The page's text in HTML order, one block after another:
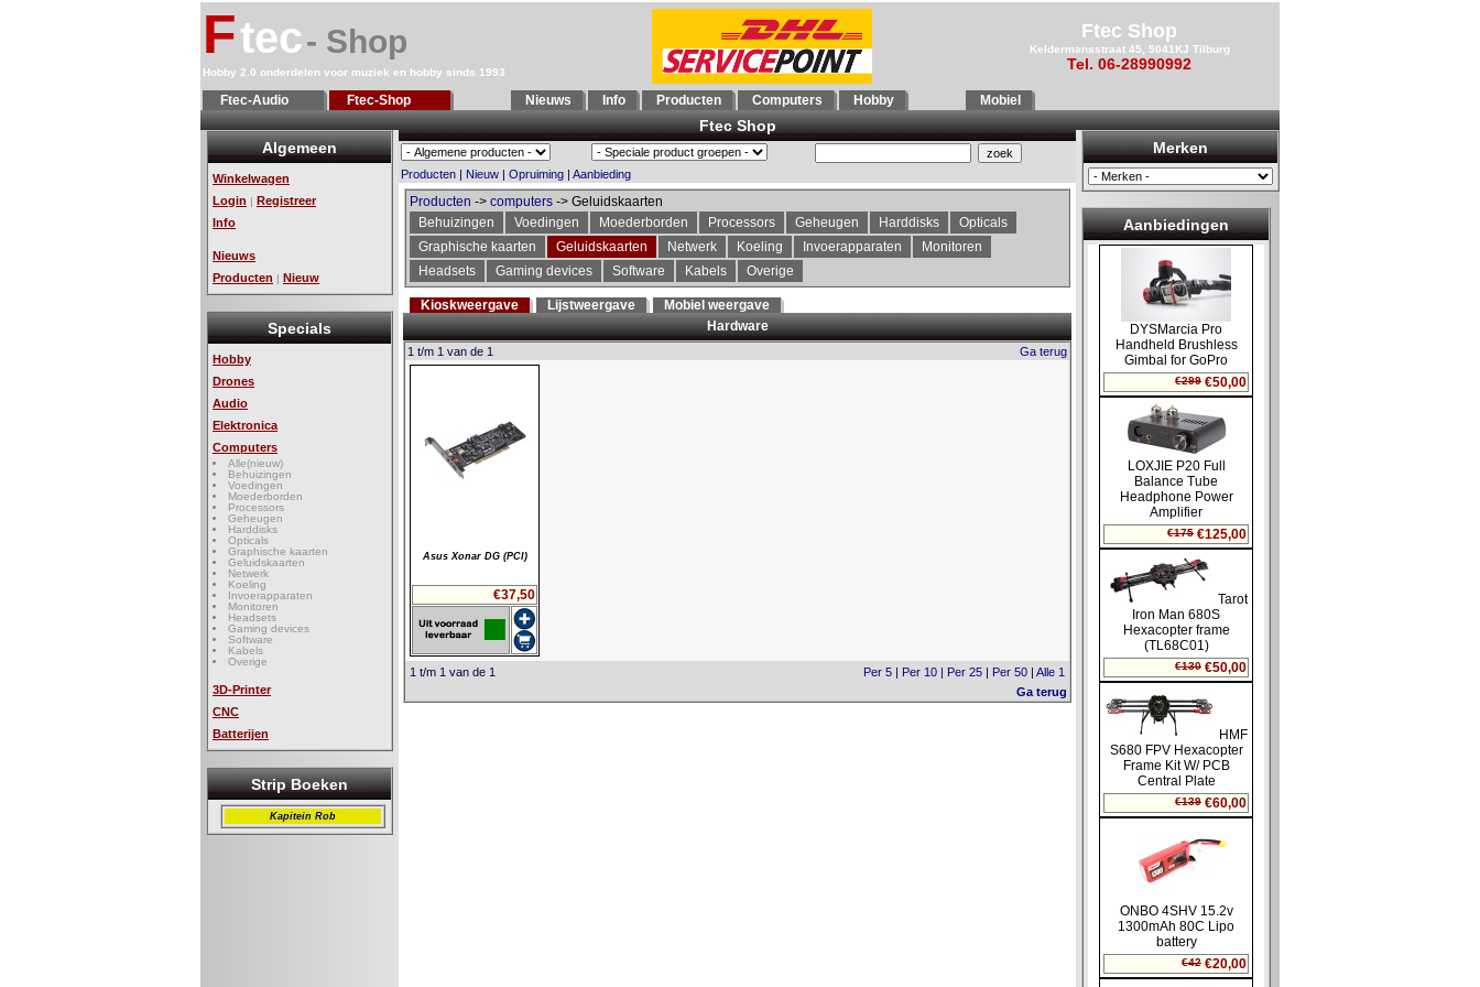
Ftec- Shop
Hobby 2.0 onderdelen voor muziek en hobby sinds 1993
Ftec Shop
Keldermansstraat 45, 5041KJ Tilburg
Tel. 06-28990992
Ftec-Audio Ftec-Shop Nieuws Info Producten Computers Hobby Mobiel
Algemeen
Winkelwagen
Login | Registreer
Info
Nieuws
Producten | Nieuw
Specials
Hobby
Drones
Audio
Elektronica
Computers
Alle(nieuw)
Behuizingen
Voedingen
Moederborden
Processors
Geheugen
Harddisks
Opticals
Graphische kaarten
Geluidskaarten
Netwerk
Koeling
Invoerapparaten
Monitoren
Headsets
Gaming devices
Software
Kabels
Overige
3D-Printer
CNC
Batterijen
Strip Boeken
Kapitein Rob
Ftec Shop
Producten | Nieuw | Opruiming | Aanbieding
Producten -> computers -> Geluidskaarten
Behuizingen
Voedingen Moederborden Processors Geheugen Harddisks
Opticals
Graphische kaarten
Geluidskaarten Netwerk Koeling Invoerapparaten
Monitoren
Headsets
Gaming devices Software Kabels Overige
Kioskweergave Lijstweergave
Mobiel weergave
Hardware
1 t/m 1 van de 1 Ga terug
Asus Xonar DG (PCI)
€37,50
1 t/m 1 van de 1 Per 5 | Per 10 | Per 25 | Per 50 | Alle 1
Ga terug
Merken
Aanbiedingen